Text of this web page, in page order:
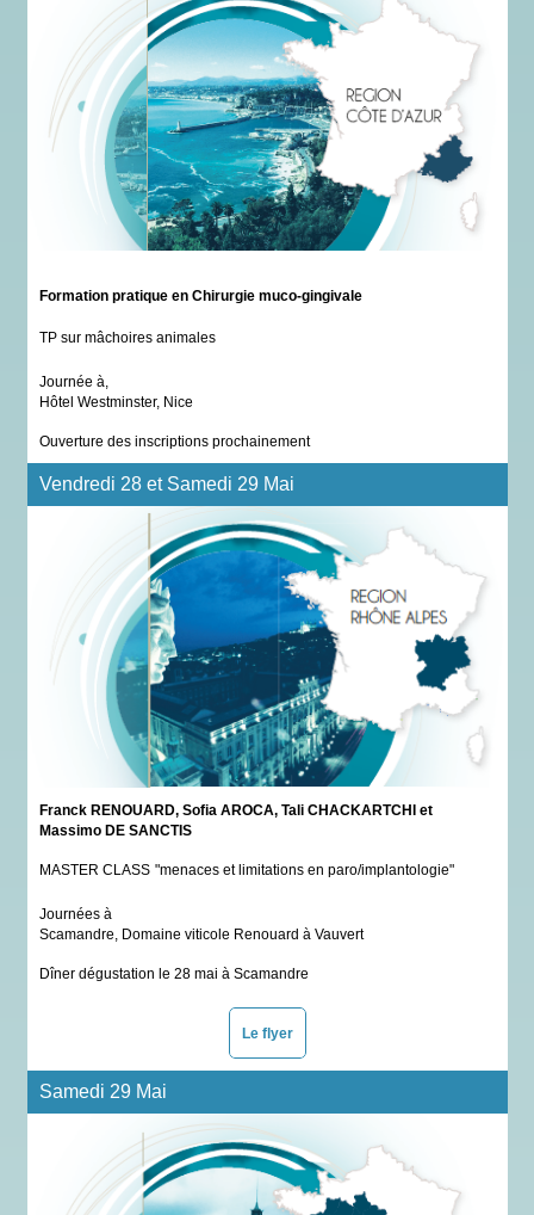
Formation pratique en Chirurgie muco-gingivale
TP sur mâchoires animales
Journée à,
Hôtel Westminster, Nice
Ouverture des inscriptions prochainement
Vendredi 28 et Samedi 29 Mai
Franck RENOUARD, Sofia AROCA, Tali CHACKARTCHI et
Massimo DE SANCTIS
MASTER CLASS "menaces et limitations en paro/implantologie"
Journées à
Scamandre, Domaine viticole Renouard à Vauvert
Dîner dégustation le 28 mai à Scamandre
Le flyer
Samedi 29 Mai